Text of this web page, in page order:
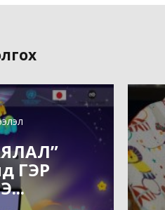
ГЭР